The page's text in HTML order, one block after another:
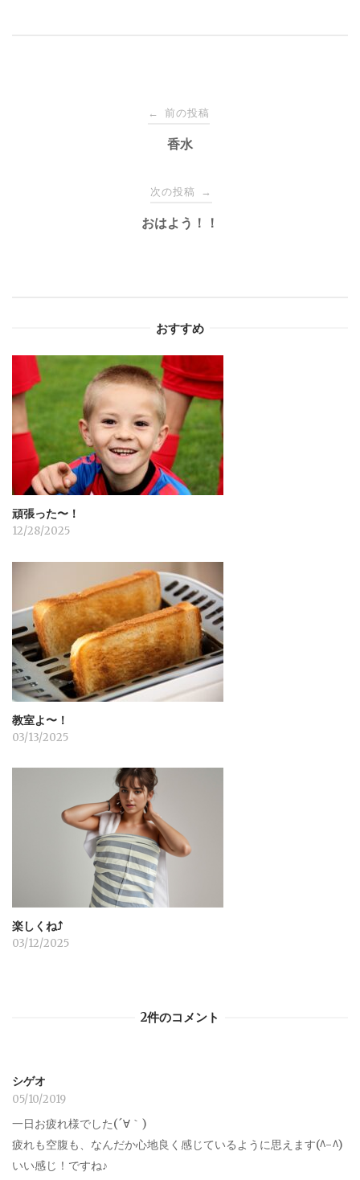
シ
ョ
ン
← 前の投稿
香水
次の投稿 →
おはよう！！
おすすめ
頑張った〜！
12/28/2025
教室よ〜！
03/13/2025
楽しくね⤴︎
03/12/2025
2件のコメント
シゲオ
05/10/2019
一日お疲れ様でした(´∀｀)
疲れも空腹も、なんだか心地良く感じているように思えます(^-^)
いい感じ！ですね♪